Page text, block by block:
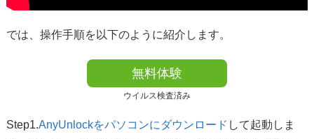
では、操作手順を以下のように紹介します。
無料体験
ウイルス検査済み
Step1.AnyUnlockをパソコンにダウンロード して起動しま